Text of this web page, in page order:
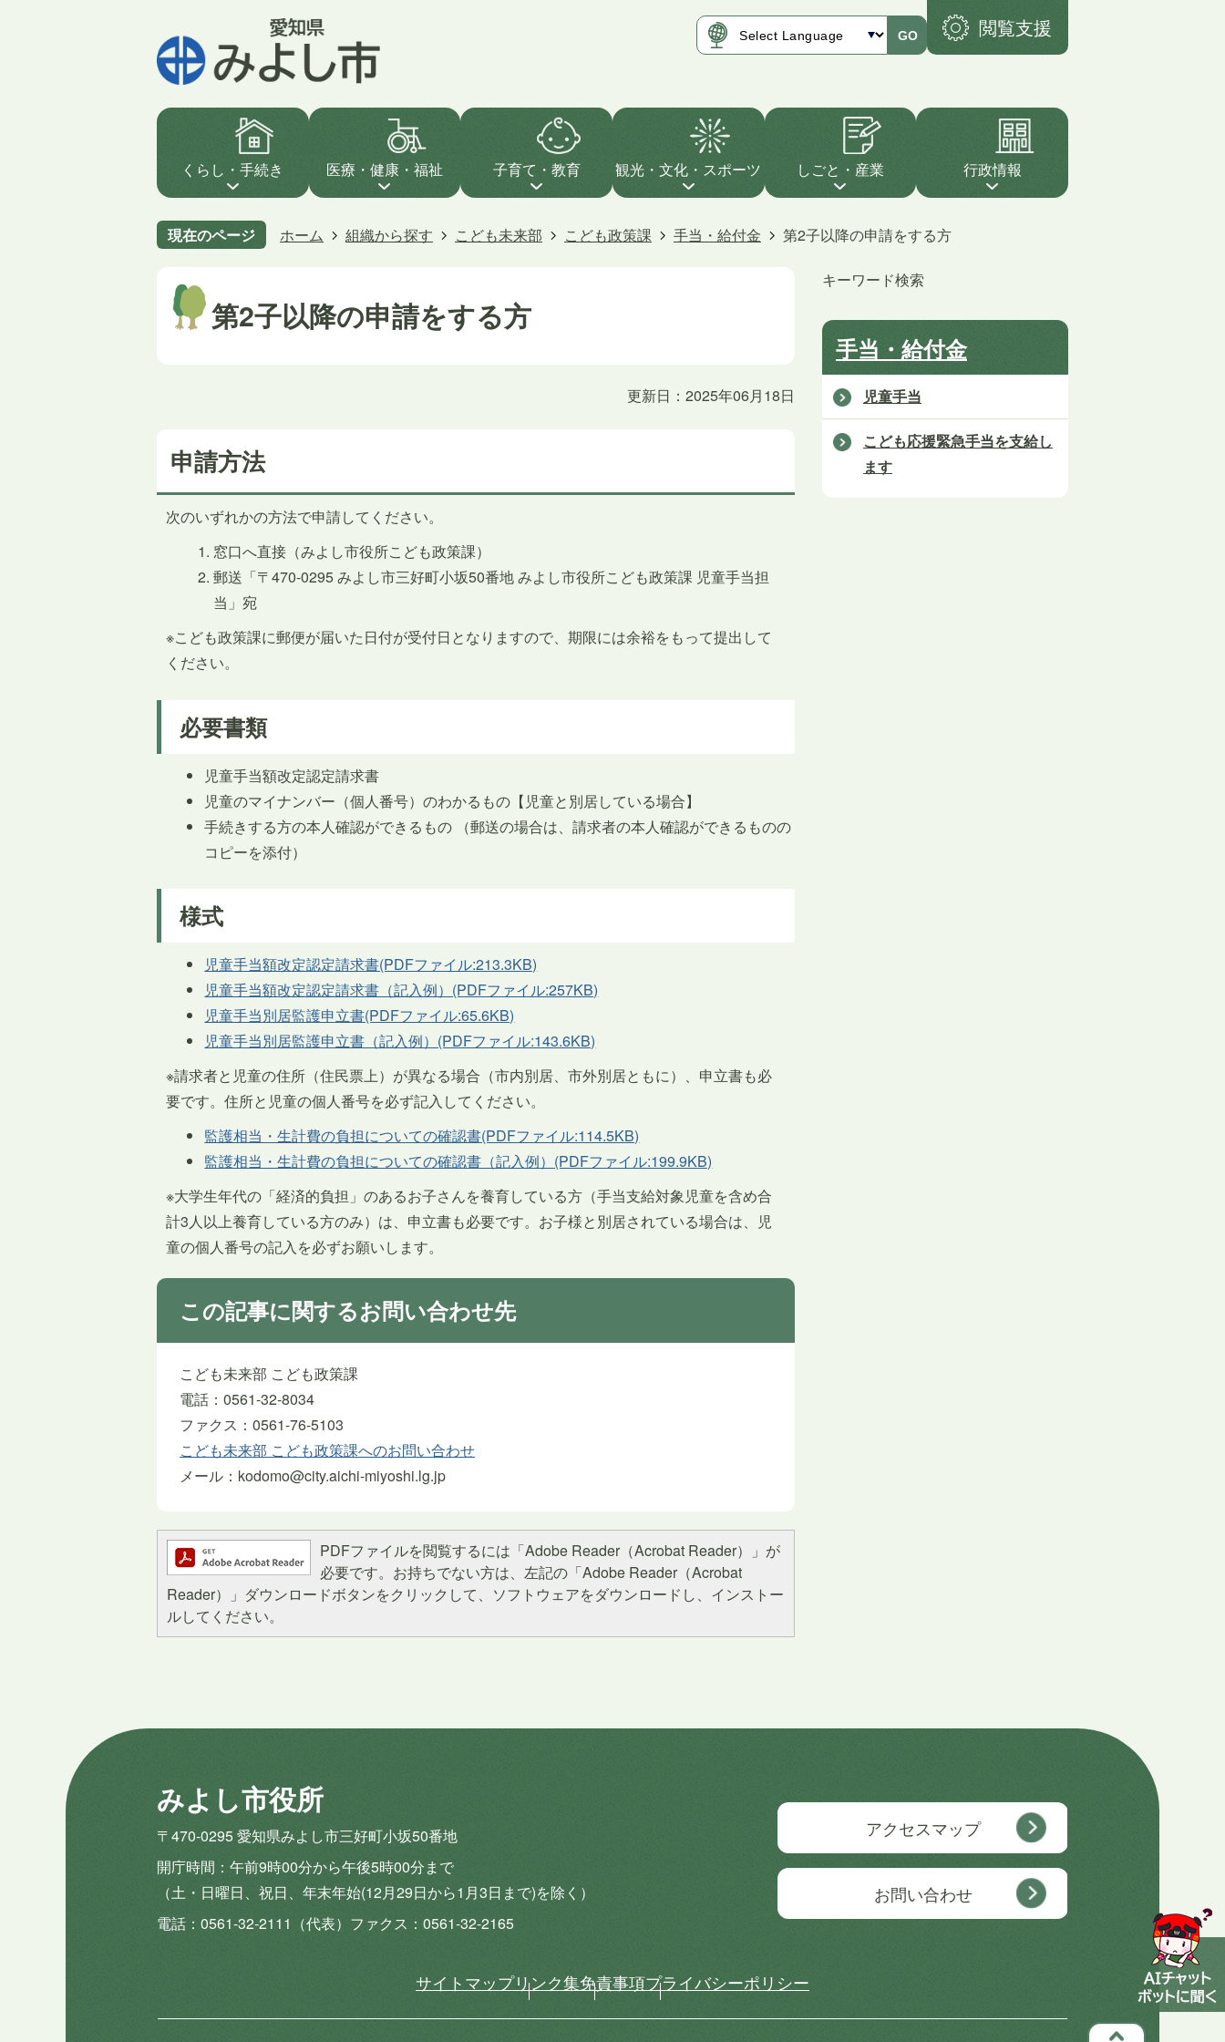
GO 閲覧支援
くらし・手続き 医療・健康・福祉 子育て・教育 観光・文化・スポーツ しごと・産業 行政情報
現在のページ ホーム 組織から探す こども未来部 こども政策課 手当・給付金 第2子以降の申請をする方
第2子以降の申請をする方
更新日：2025年06月18日
申請方法
次のいずれかの方法で申請してください。
窓口へ直接（みよし市役所こども政策課）
郵送「〒470-0295 みよし市三好町小坂50番地 みよし市役所こども政策課 児童手当担
当」宛
※こども政策課に郵便が届いた日付が受付日となりますので、期限には余裕をもって提出して
ください。
必要書類
児童手当額改定認定請求書
児童のマイナンバー（個人番号）のわかるもの【児童と別居している場合】
手続きする方の本人確認ができるもの （郵送の場合は、請求者の本人確認ができるものの
コピーを添付）
様式
児童手当額改定認定請求書(PDFファイル:213.3KB)
児童手当額改定認定請求書（記入例）(PDFファイル:257KB)
児童手当別居監護申立書(PDFファイル:65.6KB)
児童手当別居監護申立書（記入例）(PDFファイル:143.6KB)
※請求者と児童の住所（住民票上）が異なる場合（市内別居、市外別居ともに）、申立書も必
要です。住所と児童の個人番号を必ず記入してください。
監護相当・生計費の負担についての確認書(PDFファイル:114.5KB)
監護相当・生計費の負担についての確認書（記入例）(PDFファイル:199.9KB)
※大学生年代の「経済的負担」のあるお子さんを養育している方（手当支給対象児童を含め合
計3人以上養育している方のみ）は、申立書も必要です。お子様と別居されている場合は、児
童の個人番号の記入を必ずお願いします。
この記事に関するお問い合わせ先
こども未来部 こども政策課
電話：0561-32-8034
ファクス：0561-76-5103
こども未来部 こども政策課へのお問い合わせ
メール：kodomo@city.aichi-miyoshi.lg.jp
PDFファイルを閲覧するには「Adobe Reader（Acrobat Reader）」が
必要です。お持ちでない方は、左記の「Adobe Reader（Acrobat
Reader）」ダウンロードボタンをクリックして、ソフトウェアをダウンロードし、インストー
ルしてください。
キーワード検索
手当・給付金
児童手当
こども応援緊急手当を支給し
ます
みよし市役所
〒470-0295 愛知県みよし市三好町小坂50番地
開庁時間
午前9時00分から午後5時00分まで
（土・日曜日、祝日、年末年始(12月29日から1月3日まで)を除く）
電話
0561-32-2111（代表） ファクス 0561-32-2165
アクセスマップ
お問い合わせ
サイトマップリンク集免責事項プライバシーポリシー